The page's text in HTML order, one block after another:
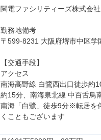
関電ファシリティーズ株式会社
勤務地備考
〒599-8231 大阪府堺市中区学
【交通手段】
アクセス
南海高野線 白鷺西出口徒歩約
約15分、南海泉北線 中百舌鳥
南海「白鷺」徒歩9分※転居を
くこともございます